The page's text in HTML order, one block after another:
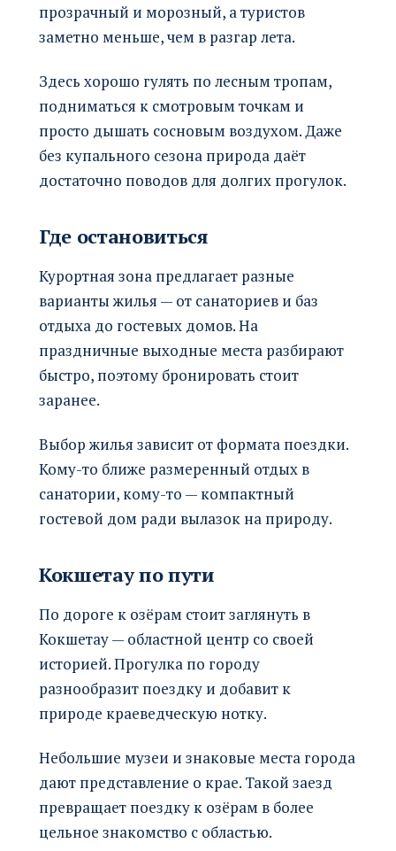
прозрачный и морозный, а туристов
заметно меньше, чем в разгар лета.
Здесь хорошо гулять по лесным тропам,
подниматься к смотровым точкам и
просто дышать сосновым воздухом. Даже
без купального сезона природа даёт
достаточно поводов для долгих прогулок.
Где остановиться
Курортная зона предлагает разные
варианты жилья — от санаториев и баз
отдыха до гостевых домов. На
праздничные выходные места разбирают
быстро, поэтому бронировать стоит
заранее.
Выбор жилья зависит от формата поездки.
Кому-то ближе размеренный отдых в
санатории, кому-то — компактный
гостевой дом ради вылазок на природу.
Кокшетау по пути
По дороге к озёрам стоит заглянуть в
Кокшетау — областной центр со своей
историей. Прогулка по городу
разнообразит поездку и добавит к
природе краеведческую нотку.
Небольшие музеи и знаковые места города
дают представление о крае. Такой заезд
превращает поездку к озёрам в более
цельное знакомство с областью.